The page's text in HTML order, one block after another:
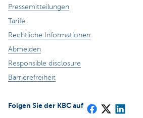
Pressemitteilungen
Tarife
Rechtliche Informationen
Abmelden
Responsible disclosure
Barrierefreiheit
Folgen Sie der KBC auf